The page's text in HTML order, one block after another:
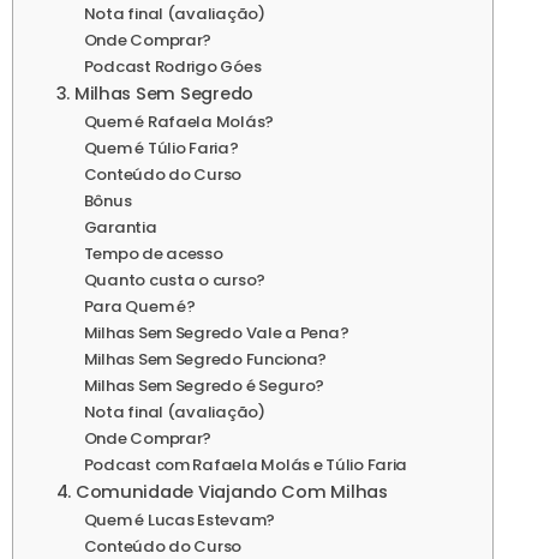
Nota final (avaliação)
Onde Comprar?
Podcast Rodrigo Góes
3. Milhas Sem Segredo
Quem é Rafaela Molás?
Quem é Túlio Faria?
Conteúdo do Curso
Bônus
Garantia
Tempo de acesso
Quanto custa o curso?
Para Quem é?
Milhas Sem Segredo Vale a Pena?
Milhas Sem Segredo Funciona?
Milhas Sem Segredo é Seguro?
Nota final (avaliação)
Onde Comprar?
Podcast com Rafaela Molás e Túlio Faria
4. Comunidade Viajando Com Milhas
Quem é Lucas Estevam?
Conteúdo do Curso